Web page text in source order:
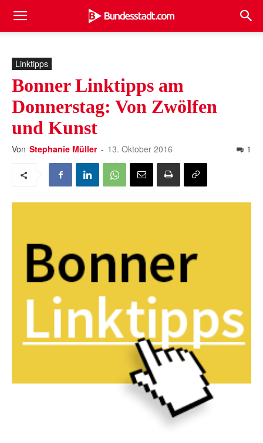
Linktipps
Bonner Linktipps am
Donnerstag: Von Zwölfen
und Kunst
Von Stephanie Müller - 13. Oktober 2016 1